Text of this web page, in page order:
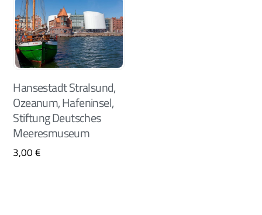
Hansestadt Stralsund,
Ozeanum, Hafeninsel,
Stiftung Deutsches
Meeresmuseum
3,00€